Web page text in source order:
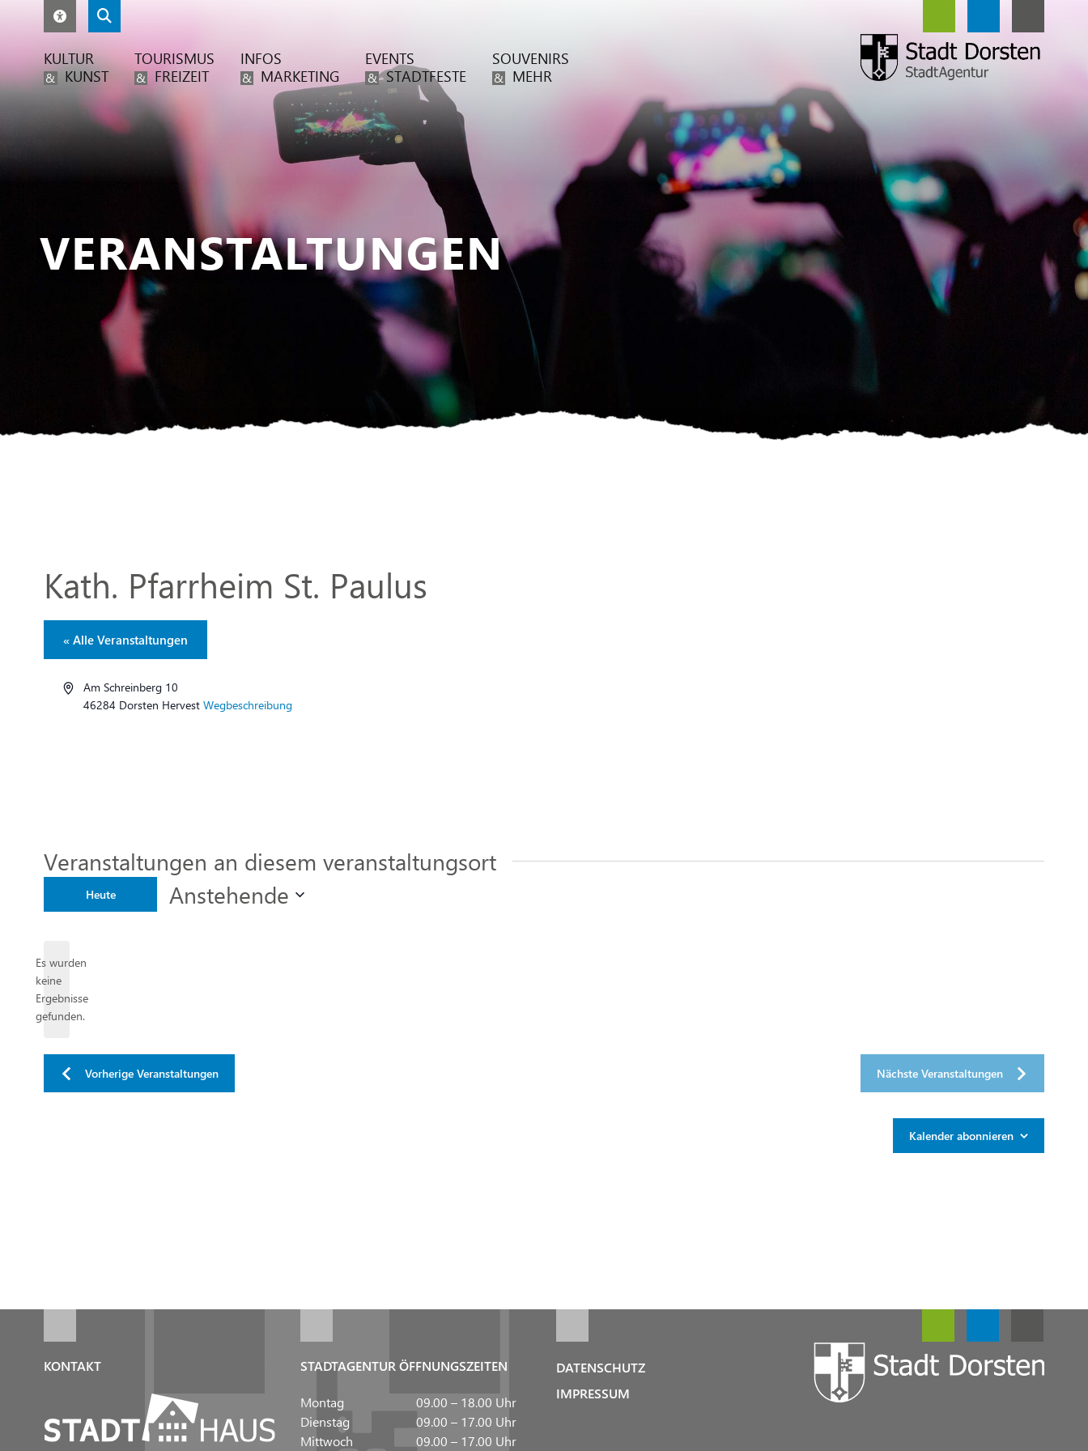
KULTUR
& KUNST
TOURISMUS
& FREIZEIT
INFOS
& MARKETING
EVENTS
& STADTFESTE
SOUVENIRS
& MEHR
VERANSTALTUNGEN
Kath. Pfarrheim St. Paulus
« Alle Veranstaltungen
AdresseAm Schreinberg 10
46284 Dorsten HervestWegbeschreibung
Veranstaltungen an diesem veranstaltungsort
Hinweis
Es wurden
keine
Ergebnisse
gefunden.
Heute Anstehende
Vorherige Veranstaltungen NächsteVeranstaltungen
Kalender abonnieren
KONTAKT STADTAGENTUR ÖFFNUNGSZEITEN
Montag
09.00 – 18.00 Uhr
Dienstag
09.00 – 17.00 Uhr
Mittwoch
09.00 – 17.00 Uhr
DATENSCHUTZ
IMPRESSUM